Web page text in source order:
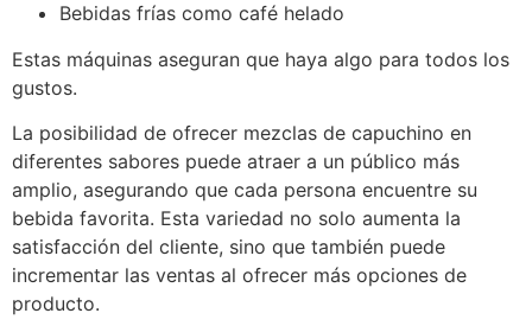
Bebidas frías como café helado
Estas máquinas aseguran que haya algo para todos los
gustos.
La posibilidad de ofrecer mezclas de capuchino en
diferentes sabores puede atraer a un público más
amplio, asegurando que cada persona encuentre su
bebida favorita. Esta variedad no solo aumenta la
satisfacción del cliente, sino que también puede
incrementar las ventas al ofrecer más opciones de
producto.